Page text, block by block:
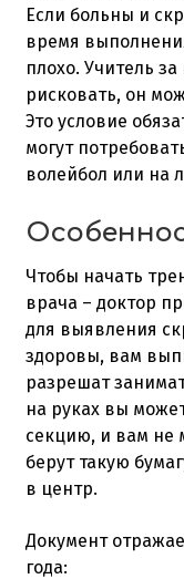
Если больны и
время
плохо. Учитель
рисковать, он
Это условие
могут
волейбол или на
Чтобы начать
врача – доктор
для выявления
здоровы, вам
разрешат
на руках вы
секцию, и вам не
берут такую
в центр.
Документ
года: